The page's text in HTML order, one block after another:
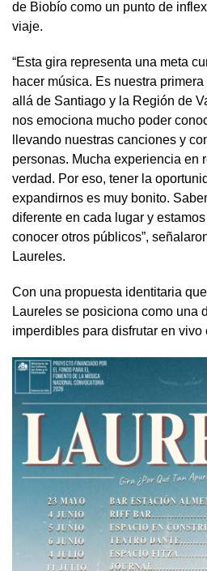
de Biobío como un punto de
viaje.
“Esta gira representa una meta
hacer música. Es nuestra
allá de Santiago y la Región de
nos emociona mucho poder
llevando nuestras canciones y
personas. Mucha experiencia en
verdad. Por eso, tener la
expandirnos es muy bonito.
diferente en cada lugar y
conocer otros públicos”,
Laureles.
Con una propuesta identitaria
Laureles se posiciona como una
imperdibles para disfrutar en vivo